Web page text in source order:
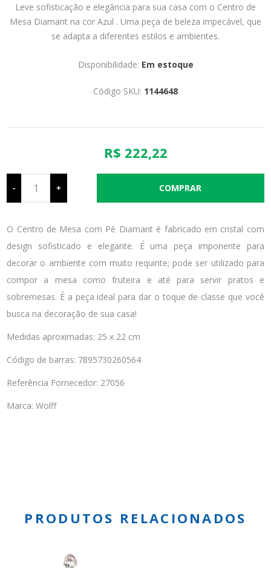
Leve sofisticação e elegância para sua casa com o Centro de
Mesa Diamant na cor Azul . Uma peça de beleza impecável, que
se adapta a diferentes estilos e ambientes.
Disponibilidade: Em estoque
Código SKU: 1144648
R$ 222,22
- +
O Centro de Mesa com Pé Diamant é fabricado em cristal com
design sofisticado e elegante. É uma peça imponente para
decorar o ambiente com muito requinte; pode ser utilizado para
compor a mesa como fruteira e até para servir pratos e
sobremesas. É a peça ideal para dar o toque de classe que você
busca na decoração de sua casa!
Medidas aproximadas: 25 x 22 cm
Código de barras: 7895730260564
Referência Fornecedor: 27056
Marca: Wolff
PRODUTOS RELACIONADOS